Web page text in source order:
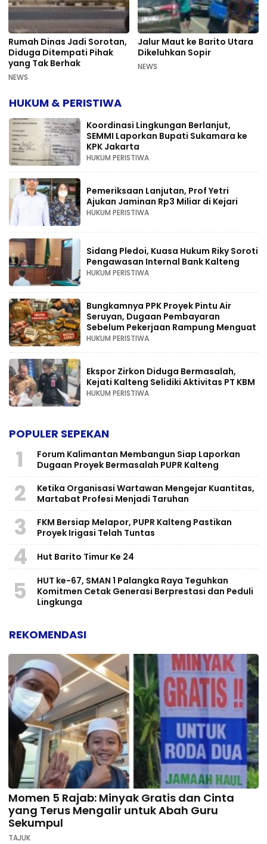
Rumah Dinas Jadi Sorotan,
Diduga Ditempati Pihak
yang Tak Berhak
NEWS
Jalur Maut ke Barito Utara
Dikeluhkan Sopir
NEWS
HUKUM & PERISTIWA
Koordinasi Lingkungan Berlanjut,
SEMMI Laporkan Bupati Sukamara ke
KPK Jakarta
HUKUM PERISTIWA
Pemeriksaan Lanjutan, Prof Yetri
Ajukan Jaminan Rp3 Miliar di Kejari
HUKUM PERISTIWA
Sidang Pledoi, Kuasa Hukum Riky Soroti
Pengawasan Internal Bank Kalteng
HUKUM PERISTIWA
Bungkamnya PPK Proyek Pintu Air
Seruyan, Dugaan Pembayaran
Sebelum Pekerjaan Rampung Menguat
HUKUM PERISTIWA
Ekspor Zirkon Diduga Bermasalah,
Kejati Kalteng Selidiki Aktivitas PT KBM
HUKUM PERISTIWA
POPULER SEPEKAN
1
Forum Kalimantan Membangun Siap Laporkan
Dugaan Proyek Bermasalah PUPR Kalteng
2
Ketika Organisasi Wartawan Mengejar Kuantitas,
Martabat Profesi Menjadi Taruhan
3
FKM Bersiap Melapor, PUPR Kalteng Pastikan
Proyek Irigasi Telah Tuntas
4 Hut Barito Timur Ke 24
5
HUT ke-67, SMAN 1 Palangka Raya Teguhkan
Komitmen Cetak Generasi Berprestasi dan Peduli
Lingkunga
REKOMENDASI
Momen 5 Rajab: Minyak Gratis dan Cinta
yang Terus Mengalir untuk Abah Guru
Sekumpul
TAJUK